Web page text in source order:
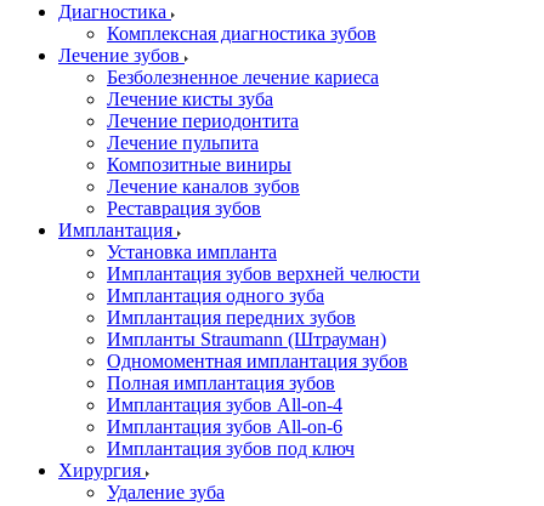
Диагностика
Комплексная диагностика зубов
Лечение зубов
Безболезненное лечение кариеса
Лечение кисты зуба
Лечение периодонтита
Лечение пульпита
Композитные виниры
Лечение каналов зубов
Реставрация зубов
Имплантация
Установка импланта
Имплантация зубов верхней челюсти
Имплантация одного зуба
Имплантация передних зубов
Импланты Straumann (Штрауман)
Одномоментная имплантация зубов
Полная имплантация зубов
Имплантация зубов All-on-4
Имплантация зубов All-on-6
Имплантация зубов под ключ
Хирургия
Удаление зуба